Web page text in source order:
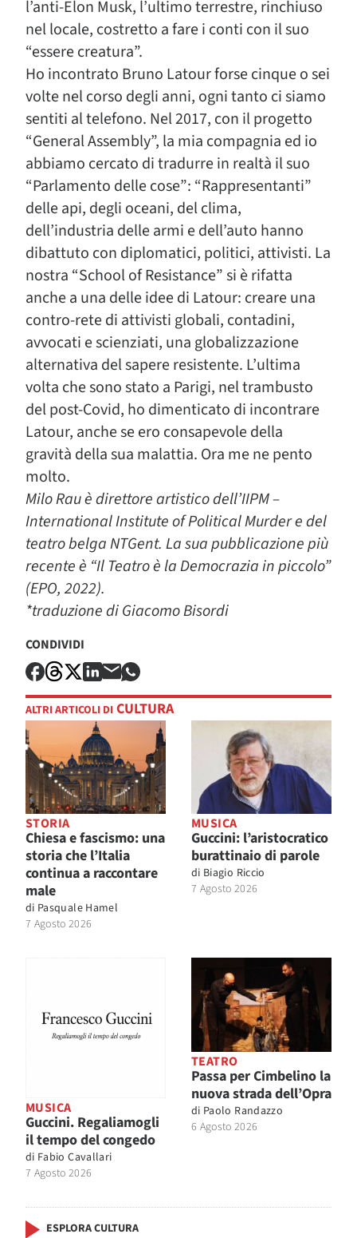
l’anti-Elon Musk, l’ultimo terrestre, rinchiuso
nel locale, costretto a fare i conti con il suo
“essere creatura”.
Ho incontrato Bruno Latour forse cinque o sei
volte nel corso degli anni, ogni tanto ci siamo
sentiti al telefono. Nel 2017, con il progetto
“General Assembly”, la mia compagnia ed io
abbiamo cercato di tradurre in realtà il suo
“Parlamento delle cose”: “Rappresentanti”
delle api, degli oceani, del clima,
dell’industria delle armi e dell’auto hanno
dibattuto con diplomatici, politici, attivisti. La
nostra “School of Resistance” si è rifatta
anche a una delle idee di Latour: creare una
contro-rete di attivisti globali, contadini,
avvocati e scienziati, una globalizzazione
alternativa del sapere resistente. L’ultima
volta che sono stato a Parigi, nel trambusto
del post-Covid, ho dimenticato di incontrare
Latour, anche se ero consapevole della
gravità della sua malattia. Ora me ne pento
molto.
Milo Rau è direttore artistico dell’IIPM –
International Institute of Political Murder e del
teatro belga NTGent. La sua pubblicazione più
recente è “Il Teatro è la Democrazia in piccolo”
(EPO, 2022).
*traduzione di Giacomo Bisordi
CONDIVIDI
ALTRI ARTICOLI DI CULTURA
STORIA
Chiesa e fascismo: una
storia che l’Italia
continua a raccontare
male
di Pasquale Hamel
7 Agosto 2026
MUSICA
Guccini: l’aristocratico
burattinaio di parole
di Biagio Riccio
7 Agosto 2026
MUSICA
Guccini. Regaliamogli
il tempo del congedo
di Fabio Cavallari
7 Agosto 2026
TEATRO
Passa per Cimbelino la
nuova strada dell’Opra
di Paolo Randazzo
6 Agosto 2026
ESPLORA CULTURA